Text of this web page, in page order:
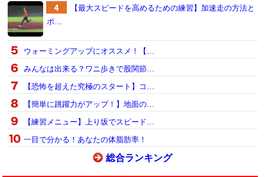
【最大スピードを高めるための練習】加速走の方法と
ポ…
ウォーミングアップにオススメ！【…
みんなは出来る？ワニ歩きで股関節…
【恐怖を超えた究極のスタート】コ…
【簡単に跳躍力がアップ！】地面の…
【練習メニュー】上り坂でスピード…
一目で分かる！あなたの体脂肪率！
総合ランキング